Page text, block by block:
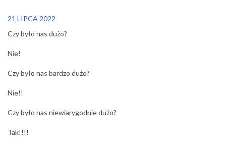
21 LIPCA 2022
Czy było nas dużo?
Nie!
Czy było nas bardzo dużo?
Nie!!
Czy było nas niewiarygodnie dużo?
Tak!!!!